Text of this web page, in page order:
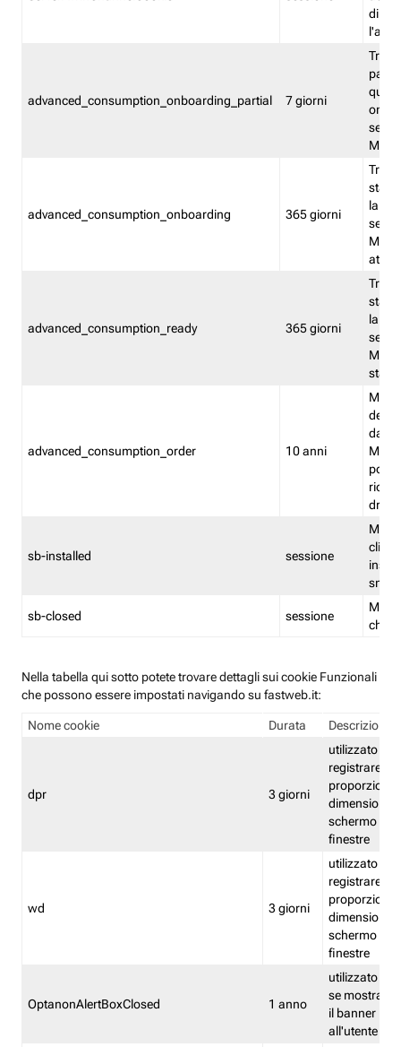
advanced_consumption_onboarding_partial 7 giorni
advanced_consumption_onboarding 365 giorni
stata
la
advanced_consumption_ready 365 giorni
stata
la
stato
advanced_consumption_order 10 anni
delle
sb-installed sessione
sb-closed sessione
Nella tabella qui sotto potete trovare dettagli sui cookie Funzionali
che possono essere impostati navigando su fastweb.it:
Nome cookie Durata Descrizione
dpr 3 giorni
utilizzato per
registrare le
proporzioni
dimensioni
schermo e
finestre
wd 3 giorni
utilizzato per
registrare le
proporzioni
dimensioni
schermo e
finestre
OptanonAlertBoxClosed 1 anno
utilizzato per
se mostrare
il banner
all'utente